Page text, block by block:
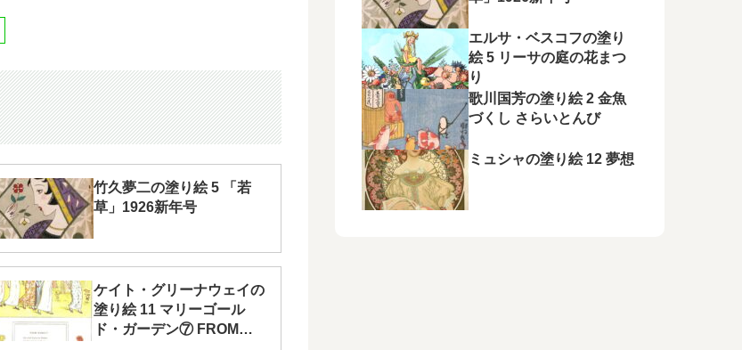
竹久夢二の塗り絵 5 「若
草」1926新年号
ケイト・グリーナウェイの
塗り絵 11 マリーゴール
ド・ガーデン⑦ FROM
エルサ・ベスコフの塗り
絵 5 リーサの庭の花まつ
り
歌川国芳の塗り絵 2 金魚
づくし さらいとんび
ミュシャの塗り絵 12 夢想